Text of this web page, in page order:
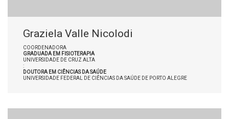
Graziela Valle Nicolodi
COORDENADORA
GRADUADA EM FISIOTERAPIA
UNIVERSIDADE DE CRUZ ALTA
:
DOUTORA EM CIÊNCIAS DA SAÚDE
UNIVERSIDADE FEDERAL DE CIÊNCIAS DA SAÚDE DE PORTO ALEGRE